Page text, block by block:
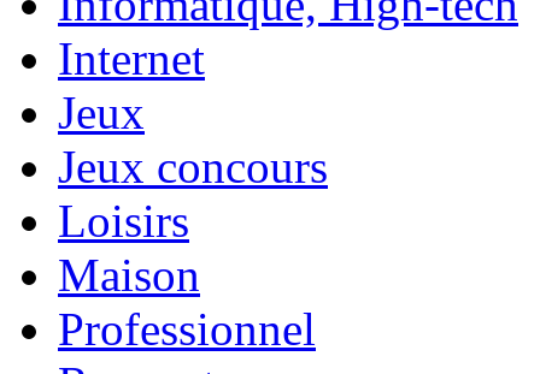
Internet
Jeux
Jeux concours
Loisirs
Maison
Professionnel